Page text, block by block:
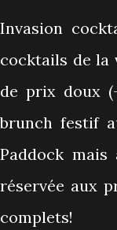
Invasion
cocktails de la
de prix doux
brunch festif
Paddock
réservée aux
complets!